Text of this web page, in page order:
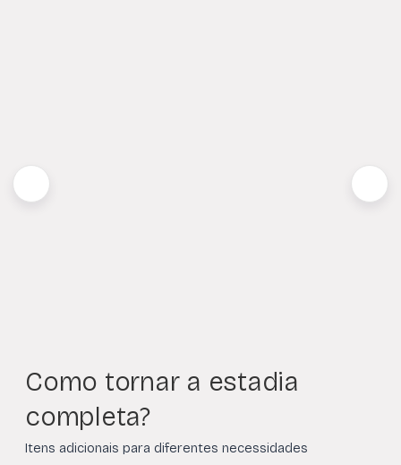
Como tornar a estadia
completa?
Itens adicionais para diferentes necessidades